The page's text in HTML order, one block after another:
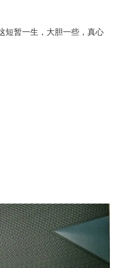
短暂一生，大胆一些，真心